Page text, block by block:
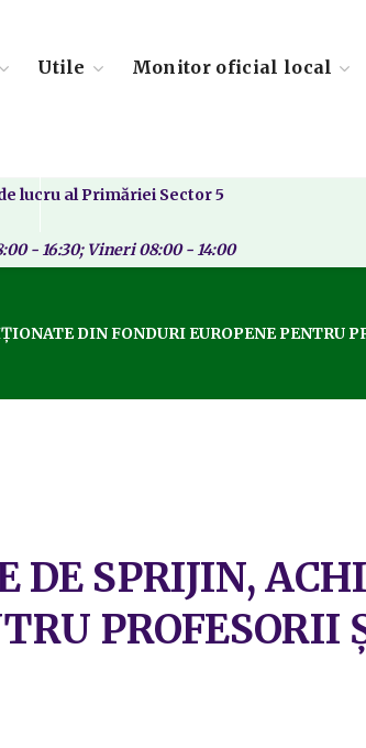
Utile Monitor oficial local
lucru al Primăriei Sector 5
- 16:30; Vineri 08:00 - 14:00
DIN FONDURI EUROPENE PENTRU
DE SPRIJIN,
PROFESORII